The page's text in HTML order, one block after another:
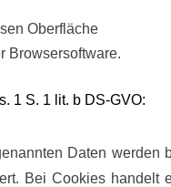
Oberfläche
Browsersoftware.
1 S. 1 lit. b DS-GVO:
Daten werden
Bei Cookies handelt